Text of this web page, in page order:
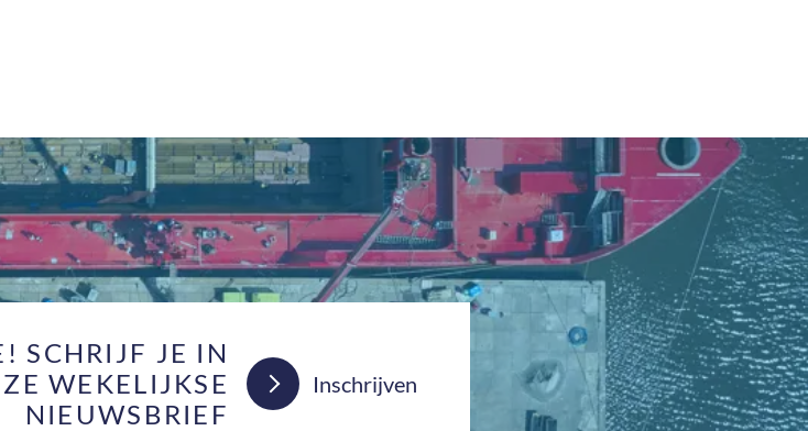
SCHRIJF JE IN
WEKELIJKSE
NIEUWSBRIEF
Inschrijven